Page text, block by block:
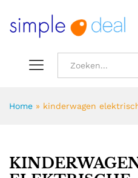
Home » kinderwagen